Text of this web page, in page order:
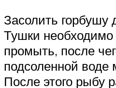
Засолить горбушу
Тушки
промыть, после
подсоленной воде
После этого рыбу